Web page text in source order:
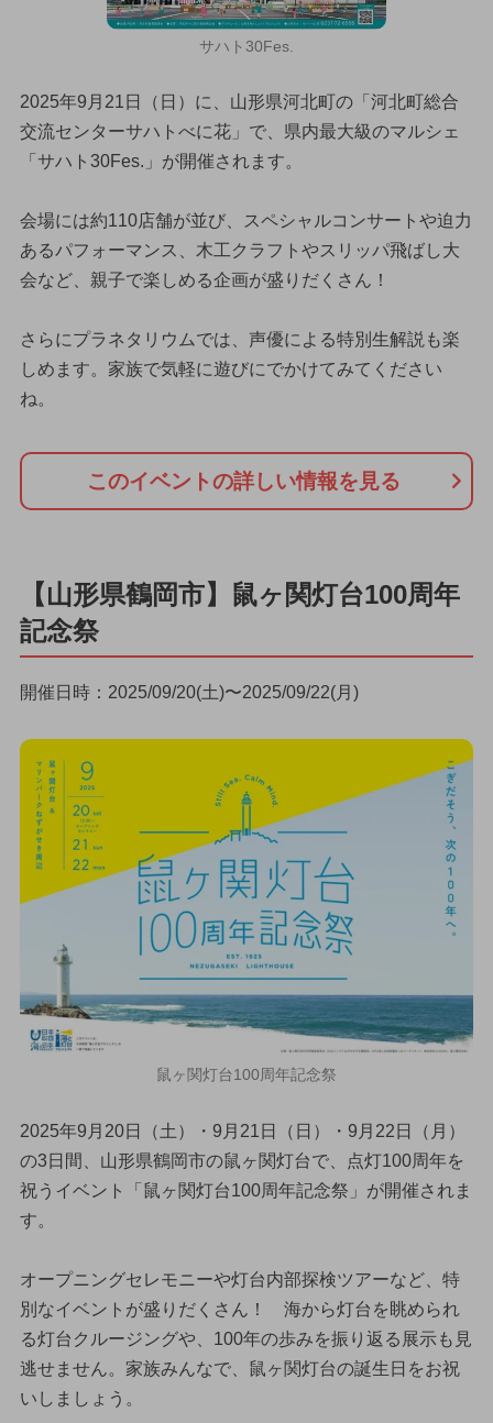
サハト30Fes.
2025年9月21日（日）に、山形県河北町の「河北町総合
交流センターサハトべに花」で、県内最大級のマルシェ
「サハト30Fes.」が開催されます。
会場には約110店舗が並び、スペシャルコンサートや迫力
あるパフォーマンス、木工クラフトやスリッパ飛ばし大
会など、親子で楽しめる企画が盛りだくさん！
さらにプラネタリウムでは、声優による特別生解説も楽
しめます。家族で気軽に遊びにでかけてみてください
ね。
このイベントの詳しい情報を見る
【山形県鶴岡市】鼠ヶ関灯台100周年
記念祭
開催日時：2025/09/20(土)〜2025/09/22(月)
鼠ヶ関灯台100周年記念祭
2025年9月20日（土）・9月21日（日）・9月22日（月）
の3日間、山形県鶴岡市の鼠ヶ関灯台で、点灯100周年を
祝うイベント「鼠ヶ関灯台100周年記念祭」が開催されま
す。
オープニングセレモニーや灯台内部探検ツアーなど、特
別なイベントが盛りだくさん！ 海から灯台を眺められ
る灯台クルージングや、100年の歩みを振り返る展示も見
逃せません。家族みんなで、鼠ヶ関灯台の誕生日をお祝
いしましょう。